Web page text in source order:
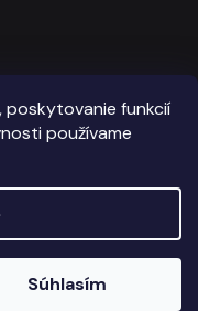
poskytovanie funkcií
používame
Súhlasím
práva vyhradené.